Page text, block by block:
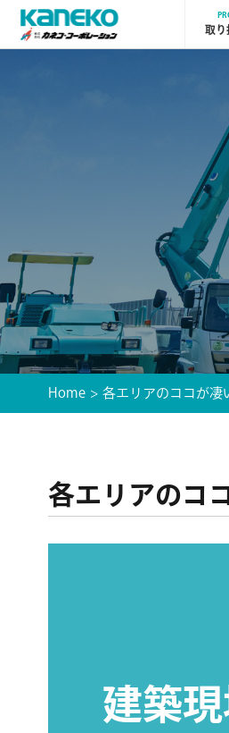
取り
Home 各エリアのココが凄
各エリアのコ
建築